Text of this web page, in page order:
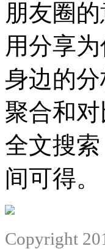
朋友圈的
用分享
身边的分
聚合和对
全文搜索
间可得。
Copyright